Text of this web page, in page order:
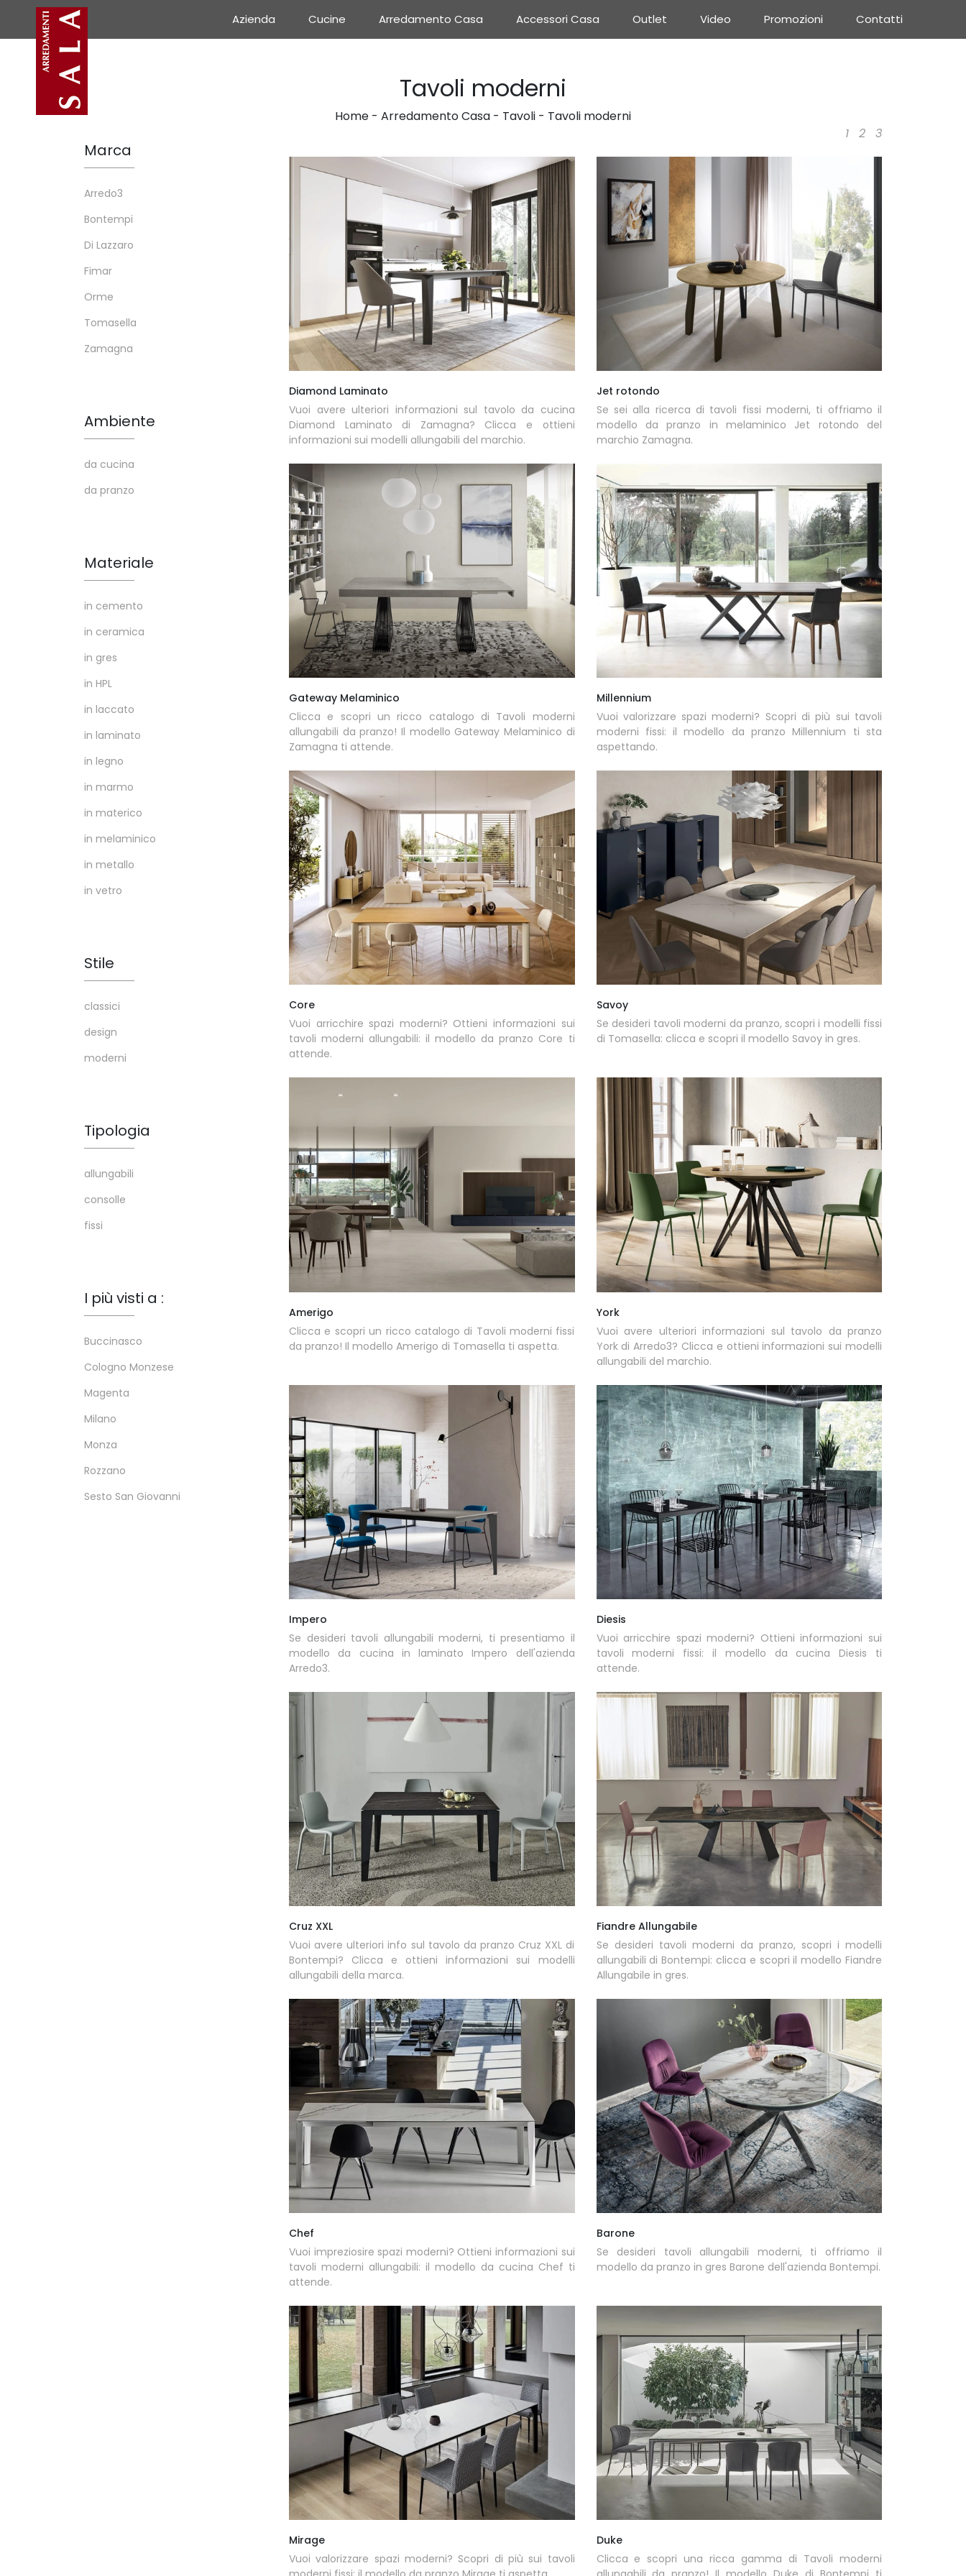
Azienda Cucine Arredamento Casa Accessori Casa Outlet Video Promozioni Contatti
Tavoli moderni
Home - Arredamento Casa - Tavoli - Tavoli moderni
1
2 3
Diamond Laminato
Vuoi avere ulteriori informazioni sul tavolo da cucina
Diamond Laminato di Zamagna? Clicca e ottieni
informazioni sui modelli allungabili del marchio.
Jet rotondo
Se sei alla ricerca di tavoli fissi moderni, ti offriamo il
modello da pranzo in melaminico Jet rotondo del
marchio Zamagna.
Gateway Melaminico
Clicca e scopri un ricco catalogo di Tavoli moderni
allungabili da pranzo! Il modello Gateway Melaminico di
Zamagna ti attende.
Millennium
Vuoi valorizzare spazi moderni? Scopri di più sui tavoli
moderni fissi: il modello da pranzo Millennium ti sta
aspettando.
Core
Vuoi arricchire spazi moderni? Ottieni informazioni sui
tavoli moderni allungabili: il modello da pranzo Core ti
attende.
Savoy
Se desideri tavoli moderni da pranzo, scopri i modelli fissi
di Tomasella: clicca e scopri il modello Savoy in gres.
Amerigo
Clicca e scopri un ricco catalogo di Tavoli moderni fissi
da pranzo! Il modello Amerigo di Tomasella ti aspetta.
York
Vuoi avere ulteriori informazioni sul tavolo da pranzo
York di Arredo3? Clicca e ottieni informazioni sui modelli
allungabili del marchio.
Impero
Se desideri tavoli allungabili moderni, ti presentiamo il
modello da cucina in laminato Impero dell'azienda
Arredo3.
Diesis
Vuoi arricchire spazi moderni? Ottieni informazioni sui
tavoli moderni fissi: il modello da cucina Diesis ti
attende.
Cruz XXL
Vuoi avere ulteriori info sul tavolo da pranzo Cruz XXL di
Bontempi? Clicca e ottieni informazioni sui modelli
allungabili della marca.
Fiandre Allungabile
Se desideri tavoli moderni da pranzo, scopri i modelli
allungabili di Bontempi: clicca e scopri il modello Fiandre
Allungabile in gres.
Chef
Vuoi impreziosire spazi moderni? Ottieni informazioni sui
tavoli moderni allungabili: il modello da cucina Chef ti
attende.
Barone
Se desideri tavoli allungabili moderni, ti offriamo il
modello da pranzo in gres Barone dell'azienda Bontempi.
Mirage
Vuoi valorizzare spazi moderni? Scopri di più sui tavoli
Duke
Clicca e scopri una ricca gamma di Tavoli moderni
Marca
Arredo3
Bontempi
Di Lazzaro
Fimar
Orme
Tomasella
Zamagna
Ambiente
da cucina
da pranzo
Materiale
in cemento
in ceramica
in gres
in HPL
in laccato
in laminato
in legno
in marmo
in materico
in melaminico
in metallo
in vetro
Stile
classici
design
moderni
Tipologia
allungabili
consolle
fissi
I più visti a :
Buccinasco
Cologno Monzese
Magenta
Milano
Monza
Rozzano
Sesto San Giovanni